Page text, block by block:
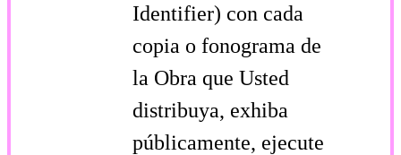
Identifier) con cada
copia o fonograma de
la Obra que Usted
distribuya, exhiba
públicamente, ejecute